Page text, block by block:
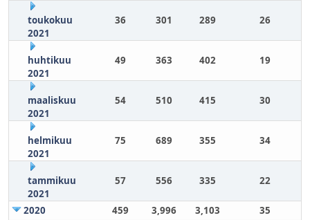
toukokuu
2021
36 301 289 26
huhtikuu
2021
49 363 402 19
maaliskuu
2021
54 510 415 30
helmikuu
2021
75 689 355 34
tammikuu
2021
57 556 335 22
2020 459 3,996 3,103 35